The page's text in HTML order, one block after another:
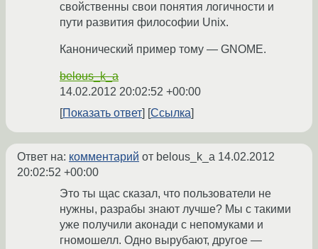
свойственны свои понятия логичности и
пути развития философии Unix.
Канонический пример тому ­— GNOME.
belous_k_a
14.02.2012 20:02:52 +00:00
Показать ответ
Ссылка
Ответ на: комментарий от belous_k_a 14.02.2012
20:02:52 +00:00
Это ты щас сказал, что пользователи не
нужны, разрабы знают лучше? Мы с такими
уже получили аконади с непомуками и
гномошелл. Одно вырубают, другое —